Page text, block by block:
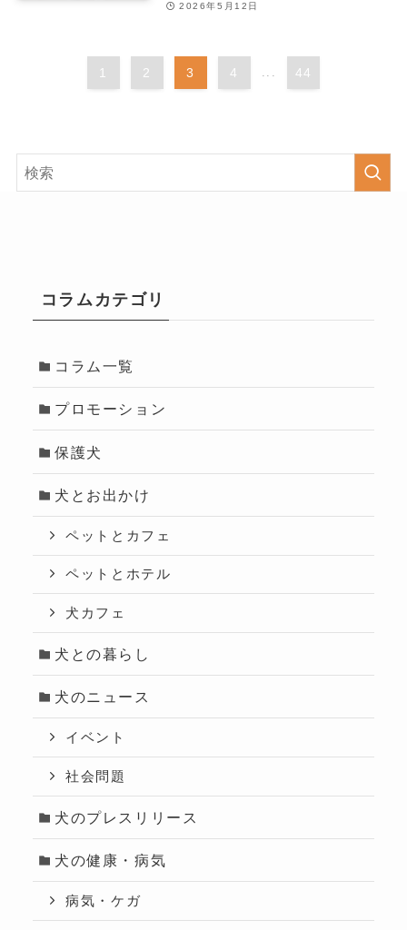
2026年5月12日
1 2 3 4 ... 44
コラムカテゴリ
コラム一覧
プロモーション
保護犬
犬とお出かけ
ペットとカフェ
ペットとホテル
犬カフェ
犬との暮らし
犬のニュース
イベント
社会問題
犬のプレスリリース
犬の健康・病気
病気・ケガ